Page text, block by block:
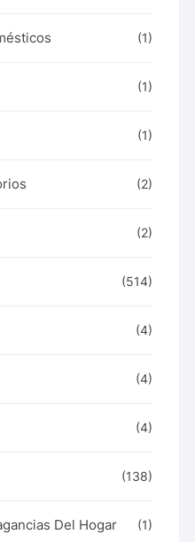
(1)
(1)
(1)
(2)
(2)
(514)
(4)
(4)
(4)
(138)
Del Hogar (1)